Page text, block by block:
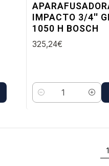
IMPACTO 3/4''
1050 H BOSCH
325,24€
Quantidade
1